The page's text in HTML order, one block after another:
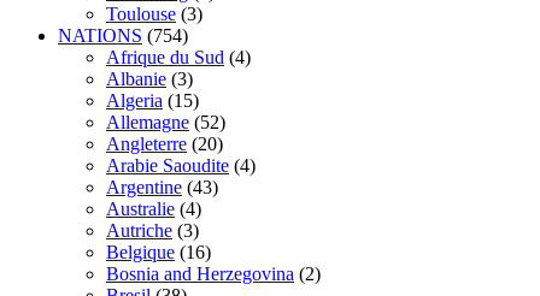
Toulouse (3)
NATIONS (754)
Afrique du Sud (4)
Albanie (3)
Algeria (15)
Allemagne (52)
Angleterre (20)
Arabie Saoudite (4)
Argentine (43)
Australie (4)
Autriche (3)
Belgique (16)
Bosnia and Herzegovina (2)